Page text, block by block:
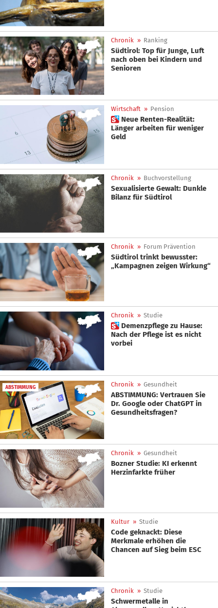
Chronik » Ranking
Südtirol: Top für Junge, Luft
nach oben bei Kindern und
Senioren
Wirtschaft » Pension
 Neue Renten-Realität:
Länger arbeiten für weniger
Geld
Chronik » Buchvorstellung
Sexualisierte Gewalt: Dunkle
Bilanz für Südtirol
Chronik » Forum Prävention
Südtirol trinkt bewusster:
„Kampagnen zeigen Wirkung“
Chronik » Studie
 Demenzpflege zu Hause:
Nach der Pflege ist es nicht
vorbei
ABSTIMMUNG Chronik » Gesundheit
ABSTIMMUNG: Vertrauen Sie
Dr. Google oder ChatGPT in
Gesundheitsfragen?
Chronik » Gesundheit
Bozner Studie: KI erkennt
Herzinfarkte früher
Kultur » Studie
Code geknackt: Diese
Merkmale erhöhen die
Chancen auf Sieg beim ESC
Chronik » Studie
Schwermetalle in